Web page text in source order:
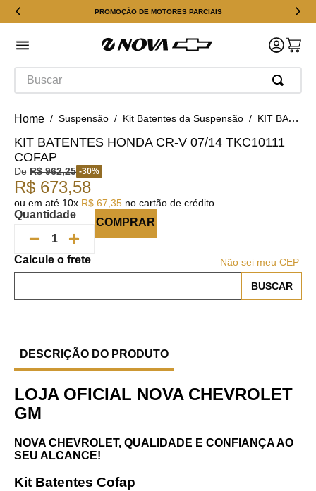
PROMOÇÃO DE MOTORES PARCIAIS
Buscar
Suspensão Kit Batentes da Suspensão KIT BATENTES HONDA CR-V 07/14 TKC10111 Cofap
KIT BATENTES HONDA CR-V 07/14 TKC10111
COFAP
De R$ 962,25 -30%
R$ 673,58
ou em até 10x R$ 67 35 no cartão de crédito.
Quantidade
COMPRAR
Não sei meu CEP
DESCRIÇÃO DO PRODUTO
LOJA OFICIAL NOVA CHEVROLET
GM
NOVA CHEVROLET, QUALIDADE E CONFIANÇA AO
SEU ALCANCE!
Kit Batentes Cofap